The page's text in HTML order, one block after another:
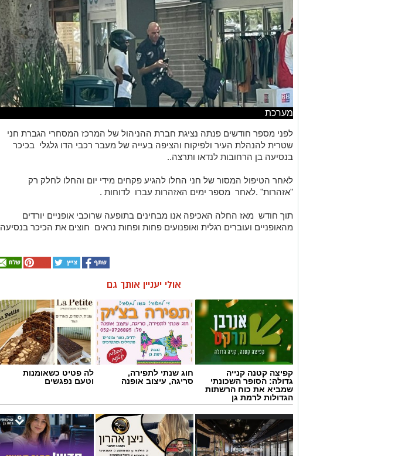
מערכת
לפני מספר חודשים פנתה נציגת חברת ההניהול של המרכז המסחרי הגברת חני
שטרית להנהלת העיר ולפיקוח והציפה בעייה של מעבר רכבי הדו גלגלי בכיכר
בנסיעה בן הרחובות לנדאו ותרצה..
לאחר הטיפול המסור של חני החלו להגיע פקחים מידי יום והחלו לחלק רק
"אזהרות" .לאחר מספר ימים האזהרות עברו לדוחות .
תוך חודש מאז החלה האכיפה אנו מבחינים בתופעה שרוכבי אופניים יורדים
מהאופניים ועוברים רגלית ואופנועים פחות ופחות נראים חוצים את הכיכר בנסיעה
אולי יעניין אותך גם
קפיצה קטנה קנייה
גדולה: הסופר השכונתי
שמביא את כוח הרשתות
הגדולות לרמת גן
חוג שנתי לתפירה,
סריגה, עיצוב אופנה
לה פטיט כשאומנות
וטעם נפגשים